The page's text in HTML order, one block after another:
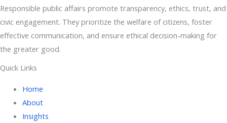
Responsible public affairs promote transparency, ethics, trust, and
civic engagement. They prioritize the welfare of citizens, foster
effective communication, and ensure ethical decision-making for
the greater good.
Quick Links
Home
About
Insights